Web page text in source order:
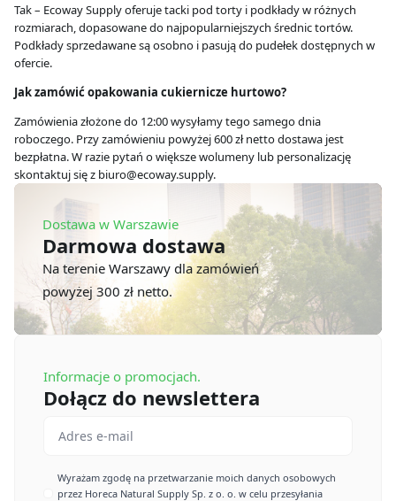
Dostawa w Warszawie
Darmowa dostawa
Na terenie Warszawy dla zamówień
powyżej 300 zł netto.
Informacje o promocjach.
Dołącz do newslettera
Imię
Wyrażam zgodę na przetwarzanie moich danych osobowych
przez Horeca Natural Supply Sp. z o. o. w celu przesyłania
Tak – Ecoway Supply oferuje tacki pod torty i podkłady w różnych
rozmiarach, dopasowane do najpopularniejszych średnic tortów.
Podkłady sprzedawane są osobno i pasują do pudełek dostępnych w
ofercie.
Jak zamówić opakowania cukiernicze hurtowo?
Zamówienia złożone do 12:00 wysyłamy tego samego dnia
roboczego. Przy zamówieniu powyżej 600 zł netto dostawa jest
bezpłatna. W razie pytań o większe wolumeny lub personalizację
skontaktuj się z biuro@ecoway.supply.